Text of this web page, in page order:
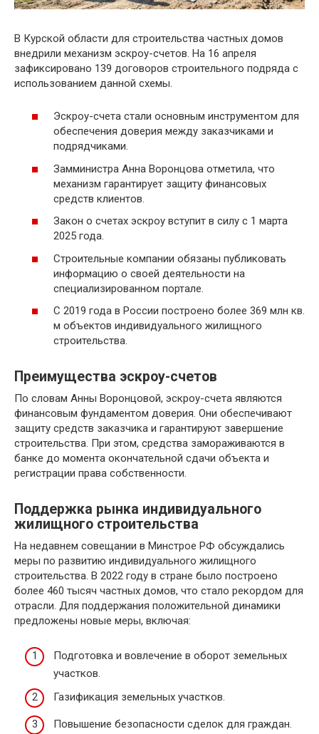
В Курской области для строительства частных домов
внедрили механизм эскроу-счетов. На 16 апреля
зафиксировано 139 договоров строительного подряда с
использованием данной схемы.
Эскроу-счета стали основным инструментом для
обеспечения доверия между заказчиками и
подрядчиками.
Замминистра Анна Воронцова отметила, что
механизм гарантирует защиту финансовых
средств клиентов.
Закон о счетах эскроу вступит в силу с 1 марта
2025 года.
Строительные компании обязаны публиковать
информацию о своей деятельности на
специализированном портале.
С 2019 года в России построено более 369 млн кв.
м объектов индивидуального жилищного
строительства.
Преимущества эскроу-счетов
По словам Анны Воронцовой, эскроу-счета являются
финансовым фундаментом доверия. Они обеспечивают
защиту средств заказчика и гарантируют завершение
строительства. При этом, средства замораживаются в
банке до момента окончательной сдачи объекта и
регистрации права собственности.
Поддержка рынка индивидуального
жилищного строительства
На недавнем совещании в Минстрое РФ обсуждались
меры по развитию индивидуального жилищного
строительства. В 2022 году в стране было построено
более 460 тысяч частных домов, что стало рекордом для
отрасли. Для поддержания положительной динамики
предложены новые меры, включая:
Подготовка и вовлечение в оборот земельных
участков.
Газификация земельных участков.
Повышение безопасности сделок для граждан.